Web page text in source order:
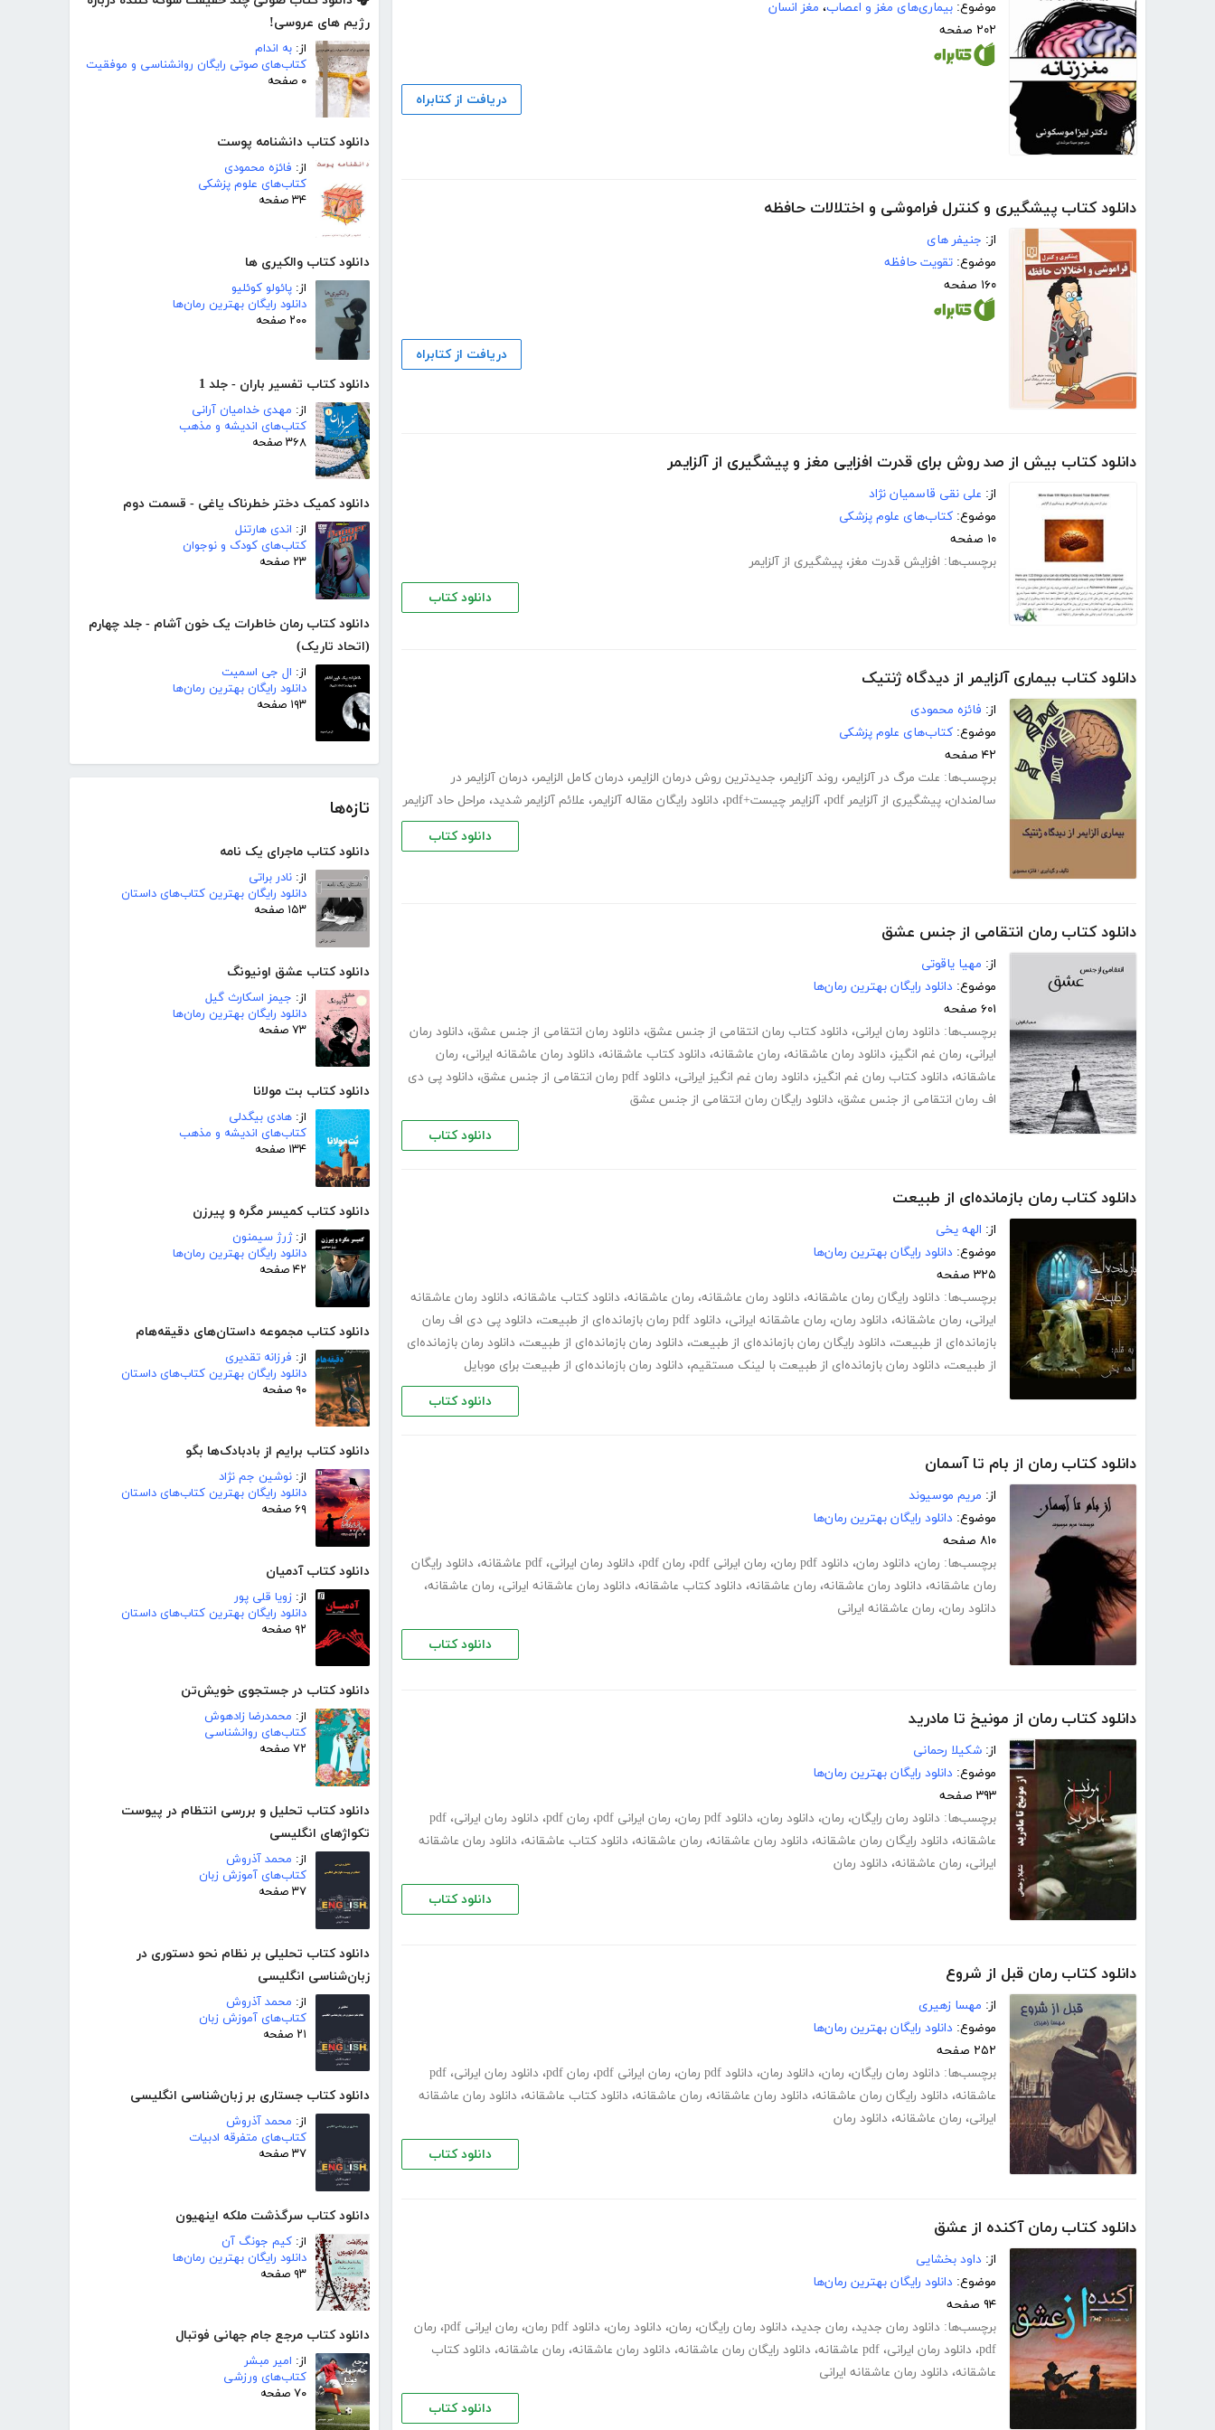
رژیم های عروسی!
از: به اندام
کتاب‌های صوتی رایگان روانشناسی و موفقیت
۰ صفحه
دانلود کتاب دانشنامه پوست
از: فائزه محمودی
کتاب‌های علوم پزشکی
۳۴ صفحه
دانلود کتاب والکیری ها
از: پائولو کوئلیو
دانلود رایگان بهترین رمان‌ها
۲۰۰ صفحه
دانلود کتاب تفسیر باران - جلد 1
از: مهدی خدامیان آرانی
کتاب‌های اندیشه و مذهب
۳۶۸ صفحه
دانلود کمیک دختر خطرناک یاغی - قسمت دوم
از: اندی هارتنل
کتاب‌های کودک و نوجوان
۲۳ صفحه
دانلود کتاب رمان خاطرات یک خون آشام - جلد چهارم
(اتحاد تاریک)
از: ال جی اسمیت
دانلود رایگان بهترین رمان‌ها
۱۹۳ صفحه
تازه‌ها
دانلود کتاب ماجرای یک نامه
از: نادر براتی
دانلود رایگان بهترین کتاب‌های داستان
۱۵۳ صفحه
دانلود کتاب عشق اونیونگ
از: جیمز اسکارث گیل
دانلود رایگان بهترین رمان‌ها
۷۳ صفحه
دانلود کتاب بت مولانا
از: هادی بیگدلی
کتاب‌های اندیشه و مذهب
۱۳۴ صفحه
دانلود کتاب کمیسر مگره و پیرزن
از:ژرژ سیمنون
دانلود رایگان بهترین رمان‌ها
۴۲ صفحه
دانلود کتاب مجموعه داستان‌های دقیقه‌هام
از: فرزانه تقدیری
دانلود رایگان بهترین کتاب‌های داستان
۹۰ صفحه
دانلود کتاب برایم از بادبادک‌ها بگو
از: نوشین جم نژاد
دانلود رایگان بهترین کتاب‌های داستان
۶۹ صفحه
دانلود کتاب آدمیان
از: زویا قلی پور
دانلود رایگان بهترین کتاب‌های داستان
۹۲ صفحه
دانلود کتاب در جستجوی خویش‌تن
از: محمدرضا زادهوش
کتاب‌های روانشناسی
۷۲ صفحه
دانلود کتاب تحلیل و بررسی انتظام در پیوست
تکواژهای انگلیسی
از: محمد آذروش
کتاب‌های آموزش زبان
۳۷ صفحه
دانلود کتاب تحلیلی بر نظام نحو دستوری در
زبان‌شناسی انگلیسی
از: محمد آذروش
کتاب‌های آموزش زبان
۲۱ صفحه
دانلود کتاب جستاری بر زبان‌شناسی انگلیسی
از: محمد آذروش
کتاب‌های متفرقه ادبیات
۳۷ صفحه
دانلود کتاب سرگذشت ملکه اینهیون
از: کیم جونگ آن
دانلود رایگان بهترین رمان‌ها
۹۳ صفحه
دانلود کتاب مرجع جام جهانی فوتبال
از: امیر مبشر
کتاب‌های ورزشی
۷۰ صفحه
موضوع: بیماری‌های مغز و اعصاب، مغز انسان
۲۰۲ صفحه
دریافت از کتابراه
دانلود کتاب پیشگیری و کنترل فراموشی و اختلالات حافظه
از: جنیفر های
موضوع: تقویت حافظه
۱۶۰ صفحه
دریافت از کتابراه
دانلود کتاب بیش از صد روش برای قدرت افزایی مغز و پیشگیری از آلزایمر
از: علی نقی قاسمیان نژاد
موضوع: کتاب‌های علوم پزشکی
۱۰ صفحه
برچسب‌ها: افزایش قدرت مغز، پیشگیری از آلزایمر
دانلود کتاب
دانلود کتاب بیماری آلزایمر از دیدگاه ژنتیک
از: فائزه محمودی
موضوع: کتاب‌های علوم پزشکی
۴۲ صفحه
برچسب‌ها: علت مرگ در آلزایمر، روند آلزایمر، جدیدترین روش درمان الزایمر، درمان کامل الزایمر، درمان آلزایمر در
سالمندان، پیشگیری از آلزایمر pdf ، آلزایمر چیست+pdf ، دانلود رایگان مقاله آلزایمر، علائم آلزایمر شدید، مراحل حاد آلزایمر
دانلود کتاب
دانلود کتاب رمان انتقامی از جنس عشق
از: مهیا یاقوتی
موضوع: دانلود رایگان بهترین رمان‌ها
۶۰۱ صفحه
برچسب‌ها: دانلود رمان ایرانی، دانلود کتاب رمان انتقامی از جنس عشق، دانلود رمان انتقامی از جنس عشق، دانلود رمان
ایرانی، رمان غم انگیز، دانلود رمان عاشقانه، رمان عاشقانه، دانلود کتاب عاشقانه، دانلود رمان عاشقانه ایرانی، رمان
عاشقانه، دانلود کتاب رمان غم انگیز، دانلود رمان غم انگیز ایرانی، دانلود pdf رمان انتقامی از جنس عشق ، دانلود پی دی
اف رمان انتقامی از جنس عشق، دانلود رایگان رمان انتقامی از جنس عشق
دانلود کتاب
دانلود کتاب رمان بازمانده‌ای از طبیعت
از: الهه یخی
موضوع: دانلود رایگان بهترین رمان‌ها
۳۲۵ صفحه
برچسب‌ها: دانلود رایگان رمان عاشقانه، دانلود رمان عاشقانه، رمان عاشقانه، دانلود کتاب عاشقانه، دانلود رمان عاشقانه
ایرانی، رمان عاشقانه، دانلود رمان، رمان عاشقانه ایرانی، دانلود pdf رمان بازمانده‌ای از طبیعت ، دانلود پی دی اف رمان
بازمانده‌ای از طبیعت، دانلود رایگان رمان بازمانده‌ای از طبیعت، دانلود رمان بازمانده‌ای از طبیعت، دانلود رمان بازمانده‌ای
از طبیعت، دانلود رمان بازمانده‌ای از طبیعت با لینک مستقیم، دانلود رمان بازمانده‌ای از طبیعت برای موبایل
دانلود کتاب
دانلود کتاب رمان از بام تا آسمان
از: مریم موسیوند
موضوع: دانلود رایگان بهترین رمان‌ها
۸۱۰ صفحه
برچسب‌ها: رمان، دانلود رمان، دانلود pdf رمان ، رمان ایرانی pdf ، رمان pdf ، دانلود رمان ایرانی، pdf عاشقانه ، دانلود رایگان
رمان عاشقانه، دانلود رمان عاشقانه، رمان عاشقانه، دانلود کتاب عاشقانه، دانلود رمان عاشقانه ایرانی، رمان عاشقانه،
دانلود رمان، رمان عاشقانه ایرانی
دانلود کتاب
دانلود کتاب رمان از مونیخ تا مادرید
از: شکیلا رحمانی
موضوع: دانلود رایگان بهترین رمان‌ها
۳۹۳ صفحه
برچسب‌ها: دانلود رمان رایگان، رمان، دانلود رمان، دانلود pdf رمان ، رمان ایرانی pdf ، رمان pdf ، دانلود رمان ایرانی، pdf
عاشقانه، دانلود رایگان رمان عاشقانه، دانلود رمان عاشقانه، رمان عاشقانه، دانلود کتاب عاشقانه، دانلود رمان عاشقانه
ایرانی، رمان عاشقانه، دانلود رمان
دانلود کتاب
دانلود کتاب رمان قبل از شروع
از: مهسا زهیری
موضوع: دانلود رایگان بهترین رمان‌ها
۲۵۲ صفحه
برچسب‌ها: دانلود رمان رایگان، رمان، دانلود رمان، دانلود pdf رمان ، رمان ایرانی pdf ، رمان pdf ، دانلود رمان ایرانی، pdf
عاشقانه، دانلود رایگان رمان عاشقانه، دانلود رمان عاشقانه، رمان عاشقانه، دانلود کتاب عاشقانه، دانلود رمان عاشقانه
ایرانی، رمان عاشقانه، دانلود رمان
دانلود کتاب
دانلود کتاب رمان آکنده از عشق
از: داود بخشایی
موضوع: دانلود رایگان بهترین رمان‌ها
۹۴ صفحه
برچسب‌ها: دانلود رمان جدید، رمان جدید، دانلود رمان رایگان، رمان، دانلود رمان، دانلود pdf رمان ، رمان ایرانی pdf ، رمان
pdf، دانلود رمان ایرانی، pdf عاشقانه ، دانلود رایگان رمان عاشقانه، دانلود رمان عاشقانه، رمان عاشقانه، دانلود کتاب
عاشقانه، دانلود رمان عاشقانه ایرانی
دانلود کتاب